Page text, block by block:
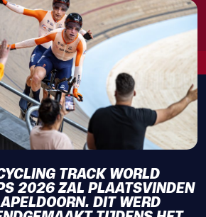
TRACK WORLD
2026 ZAL PLAATSVINDEN
DIT WERD